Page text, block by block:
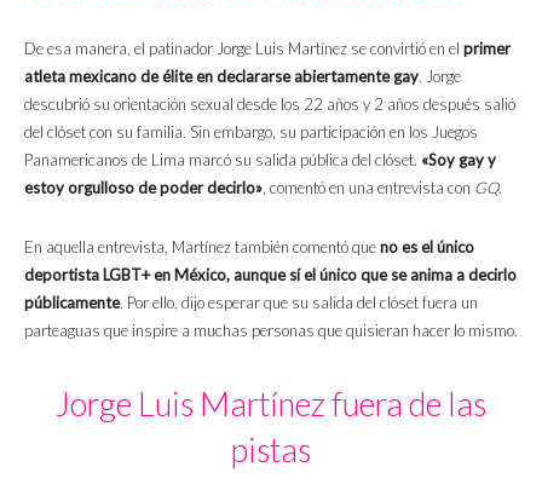
De esa manera, el patinador Jorge Luis Martínez se convirtió en el primer
atleta mexicano de élite en declararse abiertamente gay. Jorge
descubrió su orientación sexual desde los 22 años y 2 años después salió
del clóset con su familia. Sin embargo, su participación en los Juegos
Panamericanos de Lima marcó su salida pública del clóset. «Soy gay y
estoy orgulloso de poder decirlo» , comentó en una entrevista con GQ.
En aquella entrevista, Martínez también comentó queno es el único
deportista LGBT+ en México, aunque sí el único que se anima a decirlo
públicamente. Por ello, dijo esperar que su salida del clóset fuera un
parteaguas que inspire a muchas personas que quisieran hacer lo mismo.
Jorge Luis Martínez fuera de las
pistas